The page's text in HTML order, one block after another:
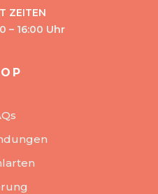
ZEITEN
– 16:00 Uhr